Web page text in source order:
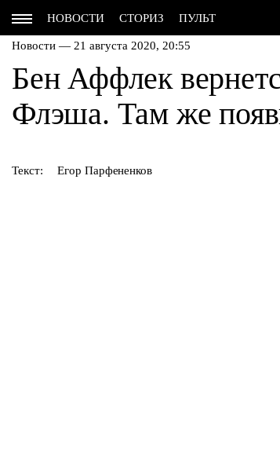
НОВОСТИ СТОРИЗ ПУЛЬТ
Новости — 21 августа 2020, 20:55
Бен Аффлек
Флэша. Там же
Текст: Егор Парфененков